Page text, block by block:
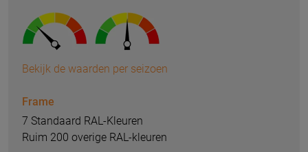
Bekijk de waarden per seizoen
Frame
7 Standaard RAL-Kleuren
Ruim 200 overige RAL-kleuren